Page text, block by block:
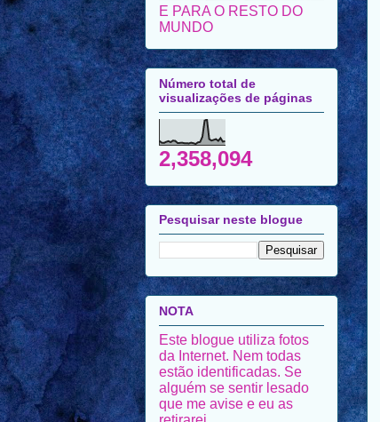
E PARA O RESTO DO
MUNDO
Número total de
visualizações de páginas
2,358,094
Pesquisar neste blogue
NOTA
Este blogue utiliza fotos
da Internet. Nem todas
estão identificadas. Se
alguém se sentir lesado
que me avise e eu as